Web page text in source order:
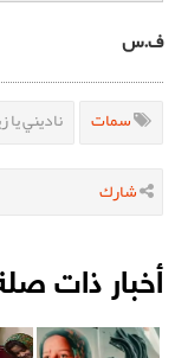
ف.س
سمات ناديني يا
شارك
أخبار ذات